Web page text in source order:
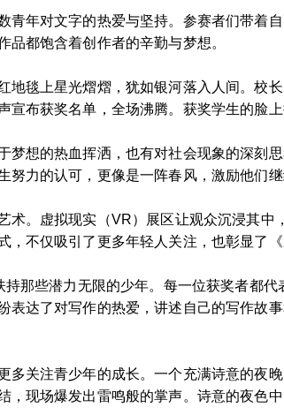
青年对文字的热爱与坚持。参赛者们带着
都饱含着创作者的辛勤与梦想。
地毯上星光熠熠，犹如银河落入人间。校
布获奖名单，全场沸腾。获奖学生的脸
梦想的热血挥洒，也有对社会现象的深刻
力的认可，更像是一阵春风，激励他们继
术。虚拟现实（VR）展区让观众沉浸其
不仅吸引了更多年轻人关注，也彰显了
那些潜力无限的少年。每一位获奖者都
表达了对写作的热爱，讲述自己的写作故
多关注青少年的成长。一个充满诗意的夜
，现场爆发出雷鸣般的掌声。诗意的夜色